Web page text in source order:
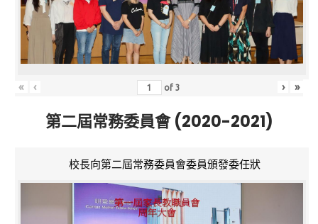
« ‹ of3 › »
第二屆常務委員會 (2020-2021)
校長向第二屆常務委員會委員頒發委任狀